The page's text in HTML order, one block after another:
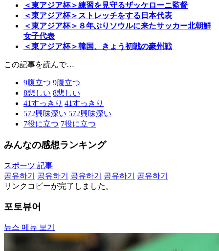
＜東アジア杯＞練習を見守るザッケローニ監督
＜東アジア杯＞ストレッチをする日本代表
＜東アジア杯＞８年ぶりソウルに来たサッカー北朝鮮
女子代表
＜東アジア杯＞韓国、きょう初戦の豪州戦
この記事を読んで…
9腹立つ 9腹立つ
8悲しい 8悲しい
41すっきり 41すっきり
572興味深い 572興味深い
7役に立つ 7役に立つ
みんなの感想ランキング
スポーツ 記事
공유하기
공유하기 공유하기 공유하기
공유하기
リンクコピーが完了しました。
포토뷰어
뉴스 메뉴 보기